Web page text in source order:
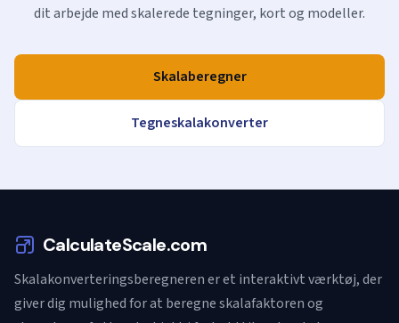
dit arbejde med skalerede tegninger, kort og modeller.
Skalaberegner
Tegneskalakonverter
CalculateScale.com
Skalakonverteringsberegneren er et interaktivt værktøj, der
giver dig mulighed for at beregne skalafaktoren og